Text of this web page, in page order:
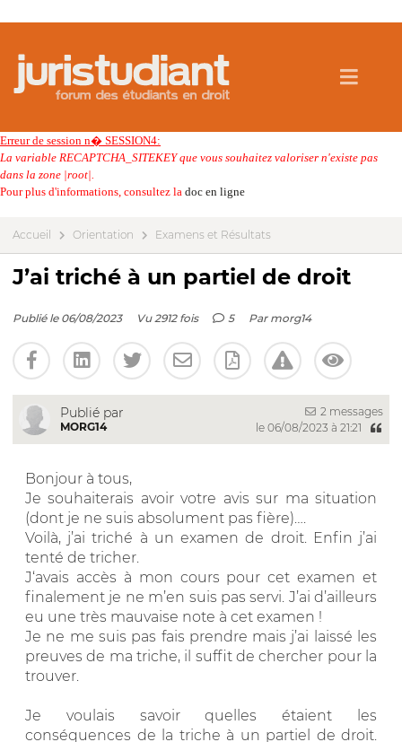
Erreur de session n� SESSION4:
La variable RECAPTCHA_SITEKEY que vous souhaitez valoriser n'existe pas
dans la zone |root|.
Pour plus d'informations, consultez la doc en ligne
Accueil Orientation Examens et Résultats
J’ai triché à un partiel de droit
Publié le 06/08/2023 Vu 2912 fois 5 Par morg14
Publié par
MORG14
2 messages
le 06/08/2023 à 21:21
Bonjour à tous,
Je souhaiterais avoir votre avis sur ma situation
(dont je ne suis absolument pas fière)….
Voilà, j’ai triché à un examen de droit. Enfin j’ai
tenté de tricher.
J‘avais accès à mon cours pour cet examen et
finalement je ne m’en suis pas servi. J’ai d’ailleurs
eu une très mauvaise note à cet examen !
Je ne me suis pas fais prendre mais j’ai laissé les
preuves de ma triche, il suffit de chercher pour la
trouver.
Je voulais savoir quelles étaient les
conséquences de la triche à un partiel de droit.